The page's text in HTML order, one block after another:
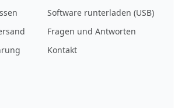
Software runterladen (USB)
Fragen und Antworten
Kontakt